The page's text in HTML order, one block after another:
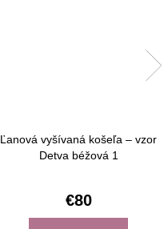
Ľanová vyšívaná košeľa – vzor
Detva béžová 1
€80